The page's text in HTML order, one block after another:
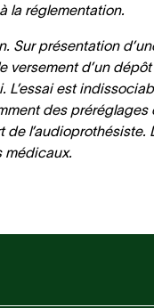
la réglementation.
Sur présentation
versement d’un
L’essai est
des préréglages
l’audioprothésiste.
médicaux.